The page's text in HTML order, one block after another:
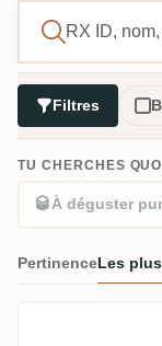
Filtres
TU CHERCHES
🥃À déguster pur
PertinenceLes
Beveland